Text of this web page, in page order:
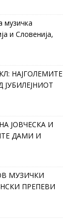
музичка
и Словенија,
НАЈГОЛЕМИТЕ
ЈОВЧЕСКА И
ДАМИ И
МУЗИЧКИ
ПРЕПЕВИ